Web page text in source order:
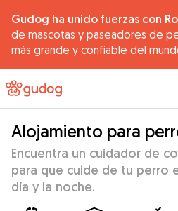
Gudog ha unido fuerzas con
de mascotas y paseadores de
más grande y confiable del
Alojamiento para
Encuentra un cuidador de
para que cuide de tu perro
día y la noche.